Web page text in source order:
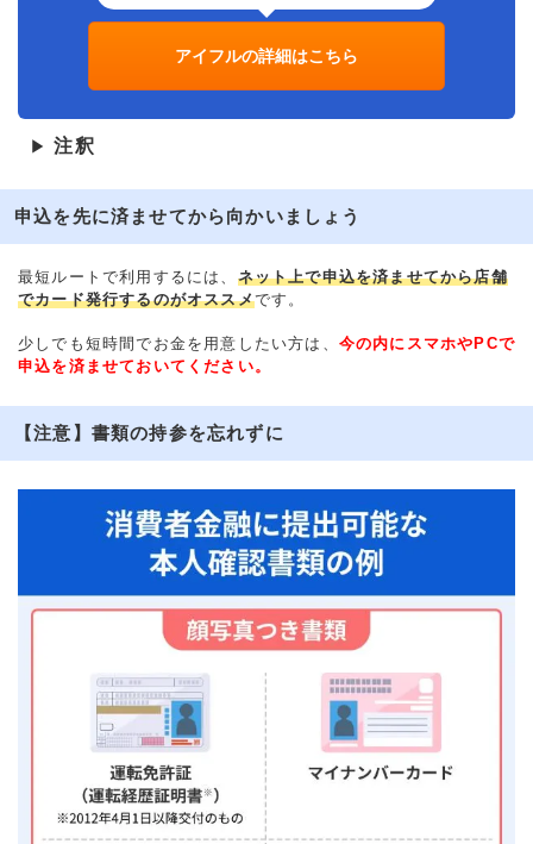
アイフルの詳細はこちら
▶ 注釈
申込を先に済ませてから向かいましょう
最短ルートで利用するには、 ネット上で申込を済ませてから店舗
でカード発行するのがオススメです。
少しでも短時間でお金を用意したい方は、 今の内にスマホやPCで
申込を済ませておいてください。
【注意】書類の持参を忘れずに